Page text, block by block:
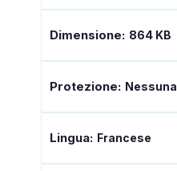
Dimensione: 864 KB
Protezione: Nessuna
Lingua: Francese